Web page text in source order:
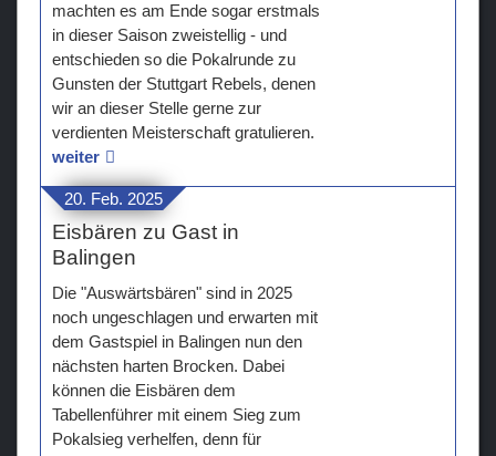
machten es am Ende sogar erstmals
in dieser Saison zweistellig - und
entschieden so die Pokalrunde zu
Gunsten der Stuttgart Rebels, denen
wir an dieser Stelle gerne zur
verdienten Meisterschaft gratulieren.
weiter
20. Feb. 2025
Eisbären zu Gast in
Balingen
Die "Auswärtsbären" sind in 2025
noch ungeschlagen und erwarten mit
dem Gastspiel in Balingen nun den
nächsten harten Brocken. Dabei
können die Eisbären dem
Tabellenführer mit einem Sieg zum
Pokalsieg verhelfen, denn für